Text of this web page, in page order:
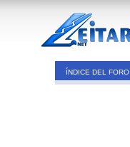
ÍNDICE DEL FORO